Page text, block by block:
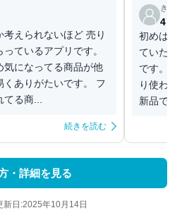
えられないほど 売り
ているアプリです。
気になってる商品が他
ありがたいです。 フ
てる商...
続きを読む
きの
4
初めは人
ていたけ
です。
り使わ
新品で買
・詳細を見る
新日:2025年10月14日